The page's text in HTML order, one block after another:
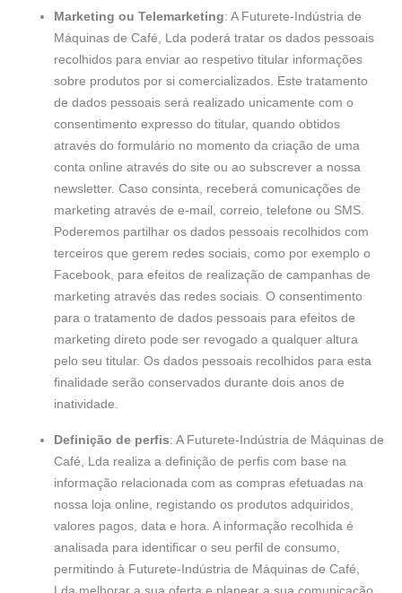
Marketing ou Telemarketing: A Futurete-Indústria de
Máquinas de Café, Lda poderá tratar os dados pessoais
recolhidos para enviar ao respetivo titular informações
sobre produtos por si comercializados. Este tratamento
de dados pessoais será realizado unicamente com o
consentimento expresso do titular, quando obtidos
através do formulário no momento da criação de uma
conta online através do site ou ao subscrever a nossa
newsletter. Caso consinta, receberá comunicações de
marketing através de e-mail, correio, telefone ou SMS.
Poderemos partilhar os dados pessoais recolhidos com
terceiros que gerem redes sociais, como por exemplo o
Facebook, para efeitos de realização de campanhas de
marketing através das redes sociais. O consentimento
para o tratamento de dados pessoais para efeitos de
marketing direto pode ser revogado a qualquer altura
pelo seu titular. Os dados pessoais recolhidos para esta
finalidade serão conservados durante dois anos de
inatividade.
Definição de perfis: A Futurete-Indústria de Máquinas de
Café, Lda realiza a definição de perfis com base na
informação relacionada com as compras efetuadas na
nossa loja online, registando os produtos adquiridos,
valores pagos, data e hora. A informação recolhida é
analisada para identificar o seu perfil de consumo,
permitindo à Futurete-Indústria de Máquinas de Café,